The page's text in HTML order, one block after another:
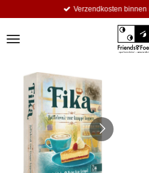
de
Verzendkosten